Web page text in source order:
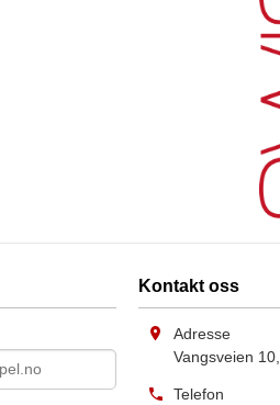
Kontakt oss
Adresse
Vangsveien 10,
Telefon